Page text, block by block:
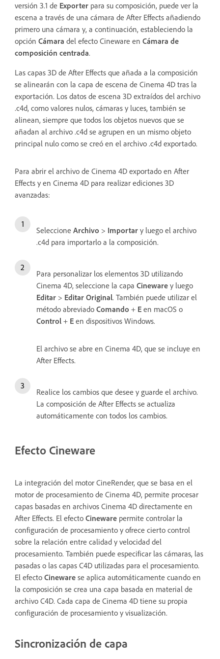
versión 3.1 de Exporter para su composición, puede ver la
escena a través de una cámara de After Effects añadiendo
primero una cámara y, a continuación, estableciendo la
opción Cámara del efecto Cineware en Cámara de
composición centrada.
Las capas 3D de After Effects que añada a la composición
se alinearán con la capa de escena de Cinema 4D tras la
exportación. Los datos de escena 3D extraídos del archivo
.c4d, como valores nulos, cámaras y luces, también se
alinean, siempre que todos los objetos nuevos que se
añadan al archivo .c4d se agrupen en un mismo objeto
principal nulo como se creó en el archivo .c4d exportado.
Para abrir el archivo de Cinema 4D exportado en After
Effects y en Cinema 4D para realizar ediciones 3D
avanzadas:
Seleccione Archivo > Importar y luego el archivo
.c4d para importarlo a la composición.
Para personalizar los elementos 3D utilizando
Cinema 4D, seleccione la capa Cineware y luego
Editar > Editar Original. También puede utilizar el
método abreviado Comando + E en macOS o
Control + E en dispositivos Windows.
El archivo se abre en Cinema 4D, que se incluye en
After Effects.
Realice los cambios que desee y guarde el archivo.
La composición de After Effects se actualiza
automáticamente con todos los cambios.
Efecto Cineware
La integración del motor CineRender, que se basa en el
motor de procesamiento de Cinema 4D, permite procesar
capas basadas en archivos Cinema 4D directamente en
After Effects. El efecto Cineware permite controlar la
configuración de procesamiento y ofrece cierto control
sobre la relación entre calidad y velocidad del
procesamiento. También puede especificar las cámaras, las
pasadas o las capas C4D utilizadas para el procesamiento.
El efecto Cineware se aplica automáticamente cuando en
la composición se crea una capa basada en material de
archivo C4D. Cada capa de Cinema 4D tiene su propia
configuración de procesamiento y visualización.
Sincronización de capa